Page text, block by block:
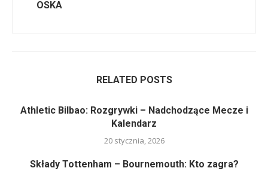
OSKA
RELATED POSTS
Athletic Bilbao: Rozgrywki – Nadchodzące Mecze i
Kalendarz
20 stycznia, 2026
Składy Tottenham – Bournemouth: Kto zagra?